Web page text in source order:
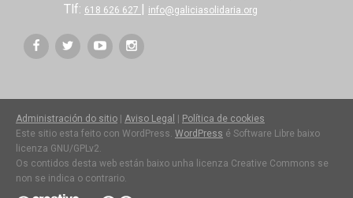
Tlf: 618 626 627 | info@galiciasolidaria.org
Administración do sitio | Aviso Legal | Política de cookies
Este sitio esta feito con WordPress. WordPress é Software Libre baixo
licenza GNU/GPLv2.
Os contidos desta web están baixo unha licenza Creative Commons se
non se indica o contrario.